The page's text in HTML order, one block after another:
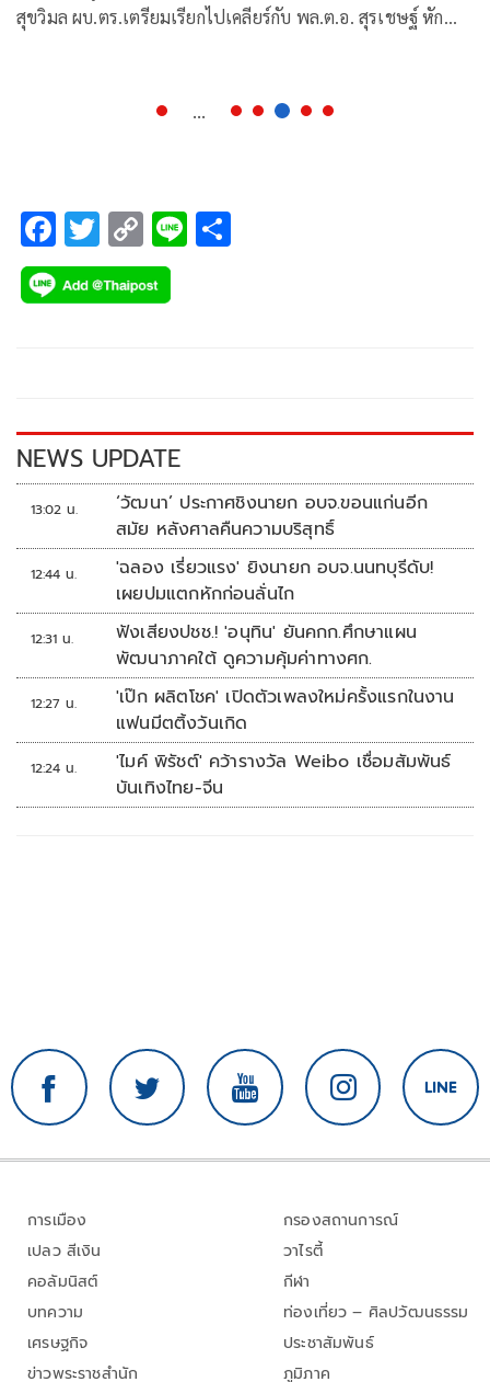
สุขวิมล ผบ.ตร.เตรียมเรียกไปเคลียร์กับ พล.ต.อ. สุรเชษฐ์ หัก
ที่ตนเป็นผู้ใต้บังคับบัญชา ...
F
ac
e
k
T
wi
tt
C
o
p
k
Li
NEWS UPDATE
13:02 น.
‘วัฒนา’ ประกาศชิงนายก อบจ.ขอนแก่นอีก
สมัย หลังศาลคืนความบริสุทธิ์
12:44 น.
'ฉลอง เรี่ยวแรง' ยิงนายก อบจ.นนทบุรีดับ!
เผยปมแตกหักก่อนลั่นไก
12:31 น.
ฟังเสียงปชช.! 'อนุทิน' ยันคกก.ศึกษาแผน
พัฒนาภาคใต้ ดูความคุ้มค่าทางศก.
12:27 น.
'เป๊ก ผลิตโชค' เปิดตัวเพลงใหม่ครั้งแรกในงาน
แฟนมีตติ้งวันเกิด
12:24 น.
'ไมค์ พิรัชต์' คว้ารางวัล Weibo เชื่อมสัมพันธ์
บันเทิงไทย-จีน
การเมือง
เปลว สีเงิน
คอลัมนิสต์
บทความ
เศรษฐกิจ
ข่าวพระราชสำนัก
กรองสถานการณ์
วาไรตี้
กีฬา
ท่องเที่ยว – ศิลปวัฒนธรรม
ประชาสัมพันธ์
ภูมิภาค